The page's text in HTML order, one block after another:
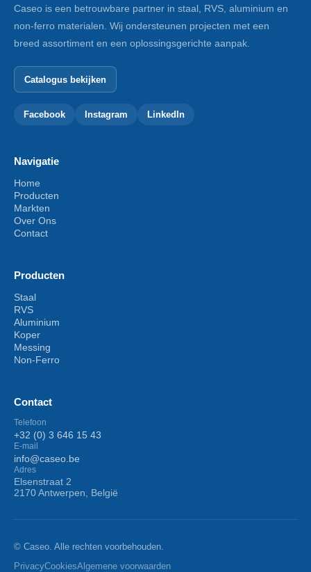
Caseo is een betrouwbare partner in staal, RVS, aluminium en
non-ferro materialen. Wij ondersteunen projecten met een
breed assortiment en een oplossingsgerichte aanpak.
Catalogus bekijken
Facebook Instagram LinkedIn
Navigatie
Home
Producten
Markten
Over Ons
Contact
Producten
Staal
RVS
Aluminium
Koper
Messing
Non-Ferro
Contact
Telefoon
+32 (0) 3 646 15 43
E-mail
info@caseo.be
Adres
Elsenstraat 2
2170 Antwerpen, België
© Caseo. Alle rechten voorbehouden.
PrivacyCookiesAlgemene voorwaarden